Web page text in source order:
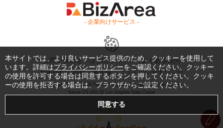
- 企業向けサービス -
お問い合わせ はじめてガイド
よくある質問
利用規約
商標・著作権 プライバシーポリシー
Copyright © 1999-2026 Vivid Navigation, Inc. All Rights Reserved.
Server US (45) @ Los Angeles Data Center
本サイトでは、より良いサービス提供のため、クッキーを使用して
います。詳細はプライバシーポリシーをご確認ください。クッキー
の使用を許可する場合は同意するボタンを押してください。クッキ
ーの使用を拒否する場合は、ブラウザからご設定ください。